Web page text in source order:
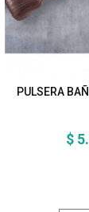
PULSERA
$